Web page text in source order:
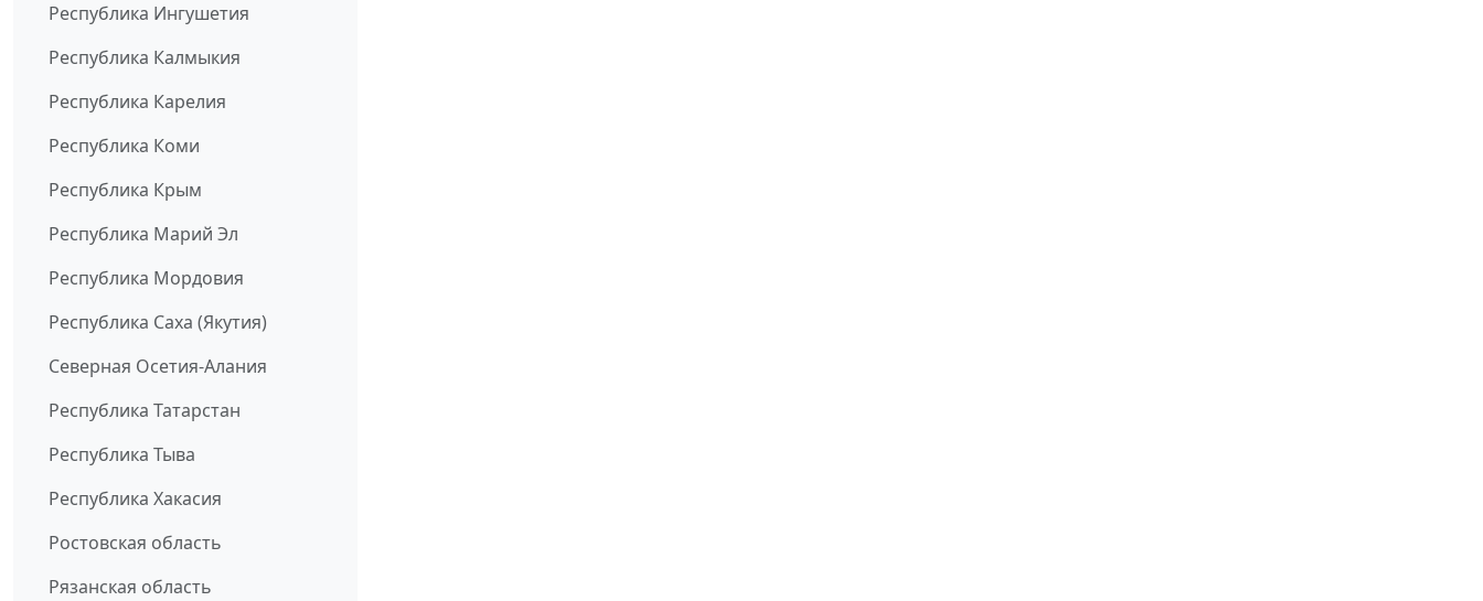
Республика Ингушетия
Республика Калмыкия
Республика Карелия
Республика Коми
Республика Крым
Республика Марий Эл
Республика Мордовия
Республика Саха (Якутия)
Северная Осетия-Алания
Республика Татарстан
Республика Тыва
Республика Хакасия
Ростовская область
Рязанская область